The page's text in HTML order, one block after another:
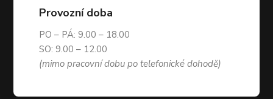
Provozní doba
PO – PÁ: 9.00 – 18.00
SO: 9.00 – 12.00
(mimo pracovní dobu po telefonické dohodě)